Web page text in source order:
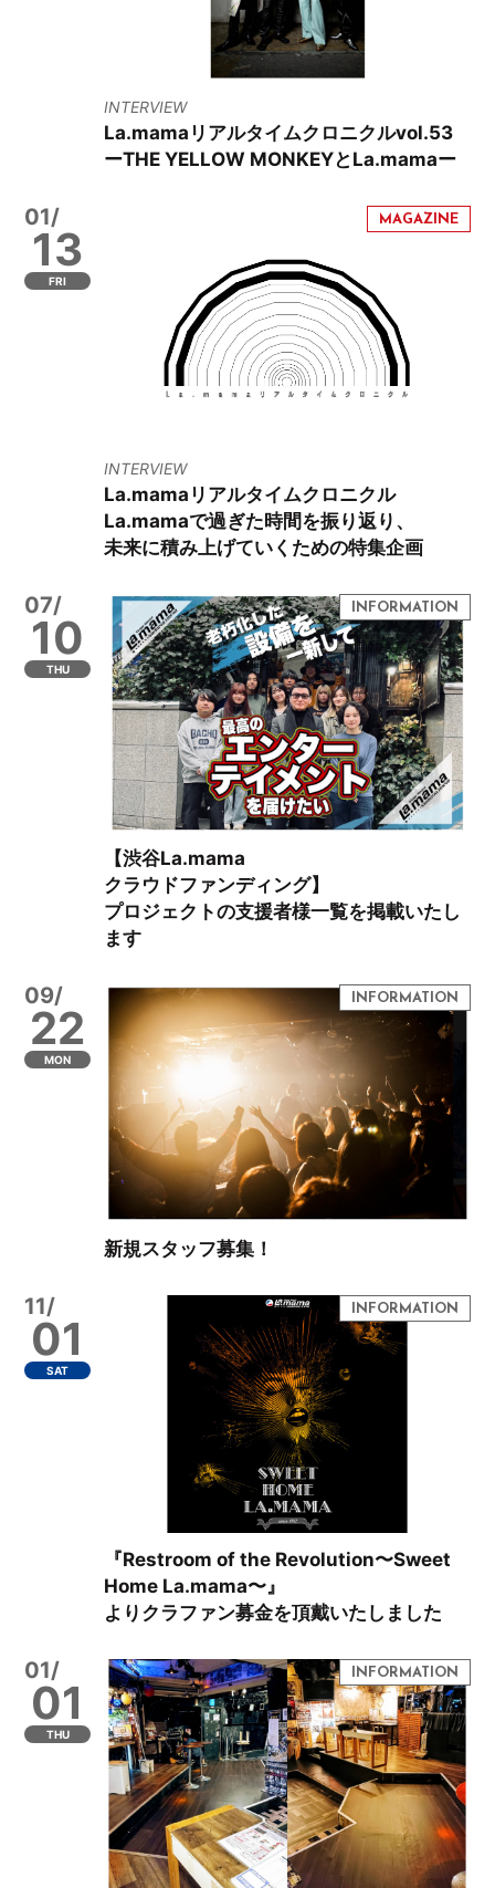
INTERVIEW
La.mamaリアルタイムクロニクルvol.53
ーTHE YELLOW MONKEYとLa.mamaー
01/
13
FRI
INTERVIEW
La.mamaリアルタイムクロニクル
La.mamaで過ぎた時間を振り返り、
未来に積み上げていくための特集企画
07/
10
THU
【渋谷La.mama
クラウドファンディング】
プロジェクトの支援者様一覧を掲載いたし
ます
09/
22
MON
新規スタッフ募集！
11/
01
SAT
『Restroom of the Revolution〜Sweet
Home La.mama〜』
よりクラファン募金を頂戴いたしました
01/
01
THU